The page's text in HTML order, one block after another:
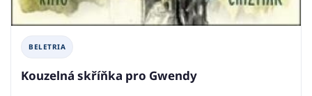
BELETRIA
Kouzelná skříňka pro Gwendy